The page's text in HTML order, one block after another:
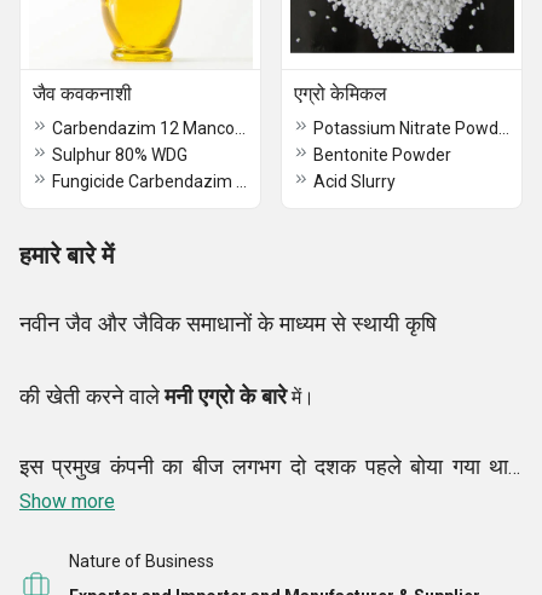
जैव कवकनाशी
Sulphur 80% WDG
एग्रो केमिकल
Bentonite Powder
Acid Slurry
हमारे बारे में
नवीन जैव और जैविक समाधानों के माध्यम से स्थायी कृषि
की खेती करने वालेमनी एग्रो के बारेमें।
इस प्रमुख कंपनी का बीज लगभग दो दशक पहले बोया गया था।
2006 में इस बड़े कदम के बाद से, हमारे संस्थापक श्री राहुल
उद्योग के चरम पर पहुंचा दिया है। हमारे गतिशील कार्यों में कृषि
Show more
Nature of Business